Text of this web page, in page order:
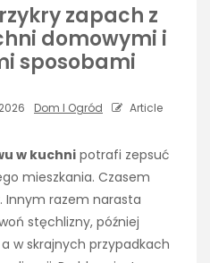
zapach z
domowymi i
sposobami
Dom I Ogród Article
w kuchni potrafi zepsuć
mieszkania. Czasem
Innym razem narasta
stęchlizny, później
w skrajnych przypadkach